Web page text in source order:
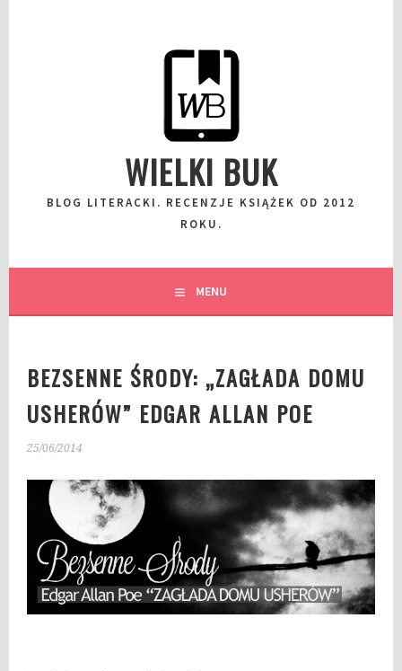
WIELKI BUK
BLOG LITERACKI. RECENZJE KSIĄŻEK OD 2012
ROKU.
MENU
BEZSENNE ŚRODY: „ZAGŁADA DOMU
USHERÓW” EDGAR ALLAN POE
25/06/2014